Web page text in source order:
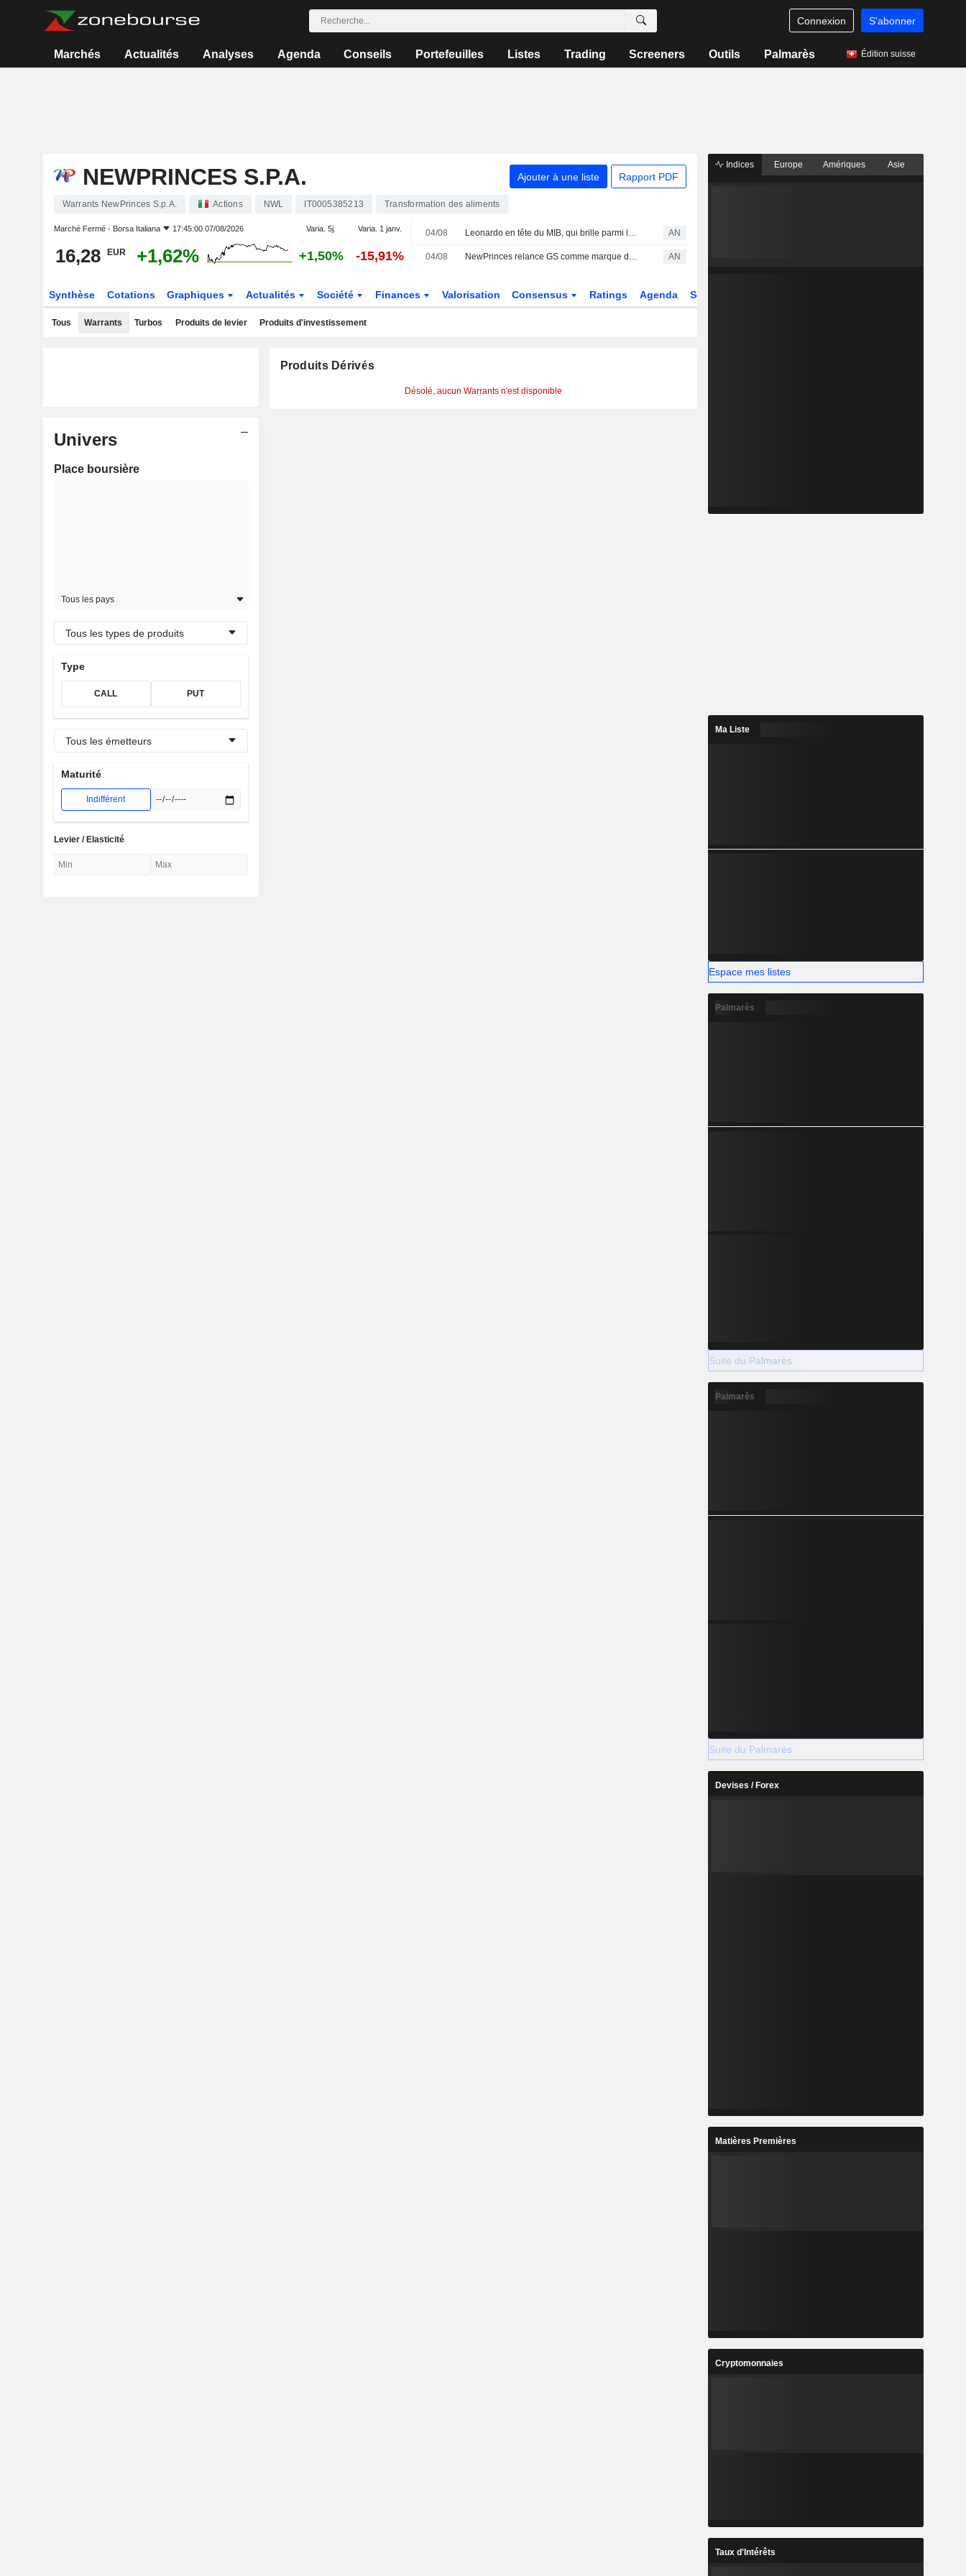
Connexion S'abonner
Marchés Actualités Analyses Agenda Conseils Portefeuilles Listes Trading Screeners Outils Palmarès Édition suisse
NEWPRINCES S.P.A. Ajouter à une liste Rapport PDF
Warrants NewPrinces S.p.A. Actions NWL IT0005385213 Transformation des aliments
Marché Fermé - Borsa Italiana 17:45:00 07/08/2026 Varia. 5j. Varia. 1 janv.
16,28 EUR +1,62% +1,50% -15,91%
04/08 Leonardo en tête du MIB, qui brille parmi les places européennes AN
04/08 NewPrinces relance GS comme marque de référence pour le retail AN
Synthèse Cotations Graphiques Actualités Société Finances Valorisation Consensus Ratings Agenda Secteur
Tous Warrants Turbos Produits de levier Produits d'investissement
Univers
Place boursière
Tous les pays
Tous les types de produits
Type
CALL PUT
Tous les émetteurs
Maturité
Indifférent
Levier / Elasticité
Produits Dérivés
Désolé, aucun Warrants n'est disponible
Indices Europe Amériques Asie
Ma Liste
Espace mes listes
Palmarès
Suite du Palmarès
Palmarès
Suite du Palmarès
Devises / Forex
Matières Premières
Cryptomonnaies
Taux d'Intérêts